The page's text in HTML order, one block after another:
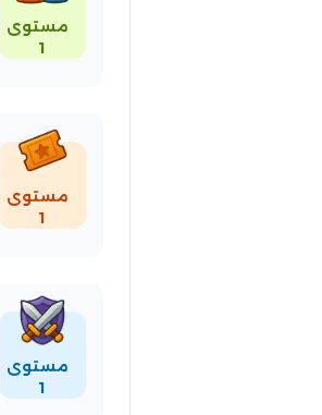
مستوى
1
مستوى
1
مستوى
1